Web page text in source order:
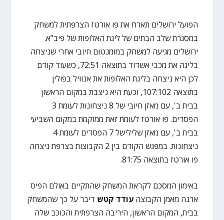
הפועל ירושלים תארח את פו אורטז הצרפתית למשחק
במסגרת שלב הבתים של ליגת האלופות של פיב”א.
ירושלים מגיעה למשחק במומנטום חיובי אחרי שניצחה
בליגה את מכבי אשדוד בתוצאה 72:51, כשעוד קודם
לכן היא ניצחה בליגת האלופות את אנוויל בפולין
בתוצאה 107:102, וכעת היא ניצבת במקום הראשון
בבית ב', עם מאזן חיובי של 8 ניצחונות לעומת 3
הפסדים. פו אורטז לעומת זאת ממוקמת במקום השביעי
בבית ב', עם מאזן שלילישל 7 הפסדים לעומת 4
ניצחונות. במפגש הקודם בין 2 הקבוצות בצרפת ניצחה
פו אורטז בתוצאה 81:75.
באימון המסכם לקראת המשחק שהתקיים באולם הפיס
ארנה מאמן הקבוצהעודד קטש דיבר על כך שהמשחק
בבית, המקום הראשון, היריבה הצרפתית והכוכב שלה